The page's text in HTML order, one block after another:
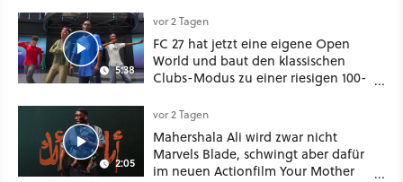
5:38
vor 2 Tagen
FC 27 hat jetzt eine eigene Open
World und baut den klassischen
Clubs-Modus zu einer riesigen 100-
2:05
vor 2 Tagen
Mahershala Ali wird zwar nicht
Marvels Blade, schwingt aber dafür
im neuen Actionfilm Your Mother